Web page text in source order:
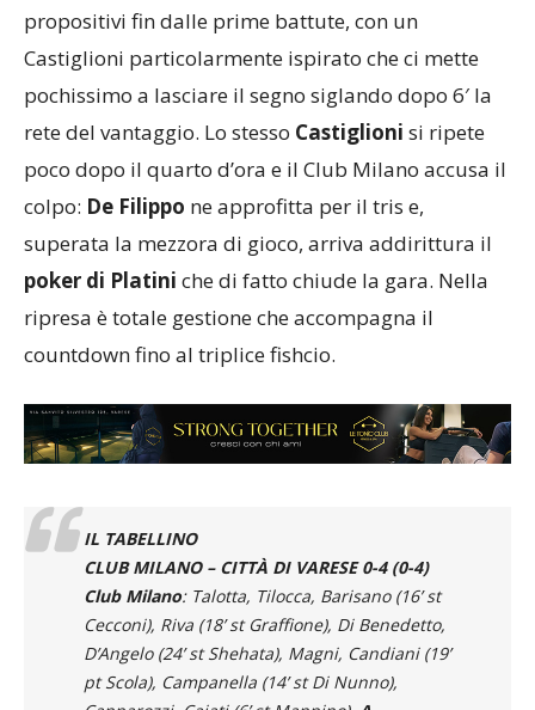
propositivi fin dalle prime battute, con un
Castiglioni particolarmente ispirato che ci mette
pochissimo a lasciare il segno siglando dopo 6′ la
rete del vantaggio. Lo stesso Castiglioni si ripete
poco dopo il quarto d’ora e il Club Milano accusa il
colpo: De Filippo ne approfitta per il tris e,
superata la mezzora di gioco, arriva addirittura il
poker di Platini che di fatto chiude la gara. Nella
ripresa è totale gestione che accompagna il
countdown fino al triplice fishcio.
IL TABELLINO
CLUB MILANO – CITTÀ DI VARESE 0-4 (0-4)
Club Milano: Talotta, Tilocca, Barisano (16’ st
Cecconi), Riva (18’ st Graffione), Di Benedetto,
D’Angelo (24’ st Shehata), Magni, Candiani (19’
pt Scola), Campanella (14’ st Di Nunno),